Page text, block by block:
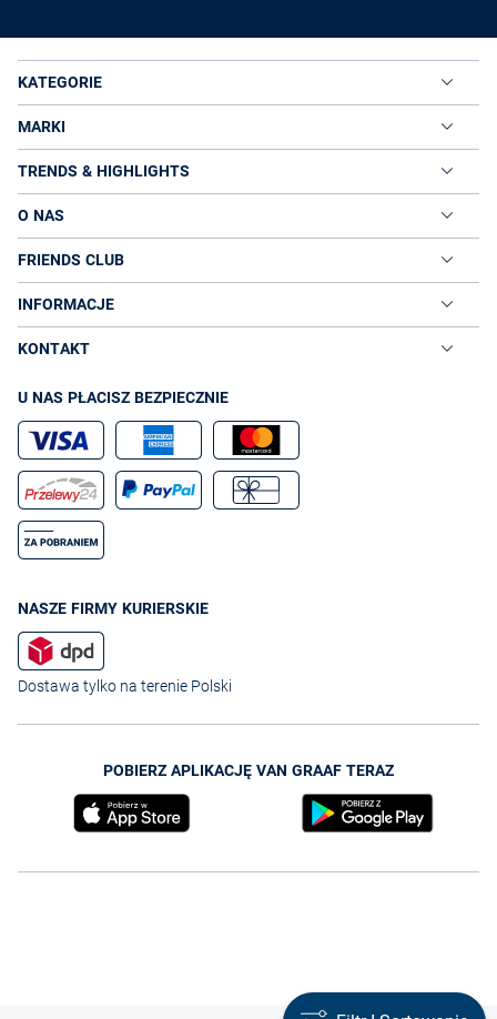
KATEGORIE
MARKI
TRENDS & HIGHLIGHTS
O NAS
FRIENDS CLUB
INFORMACJE
KONTAKT
U NAS PŁACISZ BEZPIECZNIE
NASZE FIRMY KURIERSKIE
Dostawa tylko na terenie Polski
POBIERZ APLIKACJĘ VAN GRAAF TERAZ